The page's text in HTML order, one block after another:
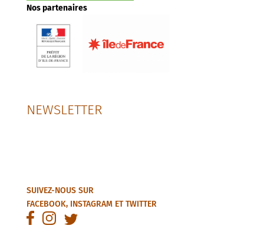
Nos partenaires
NEWSLETTER
SUIVEZ-NOUS SUR
FACEBOOK, INSTAGRAMETTWITTER